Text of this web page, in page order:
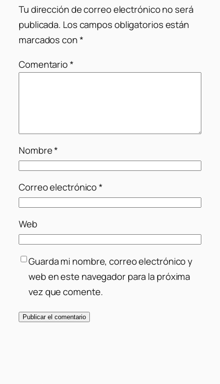
Tu dirección de correo electrónico no será
publicada. Los campos obligatorios están
marcados con*
Comentario*
Nombre*
Correo electrónico*
Web
Guarda mi nombre, correo electrónico y
web en este navegador para la próxima
vez que comente.